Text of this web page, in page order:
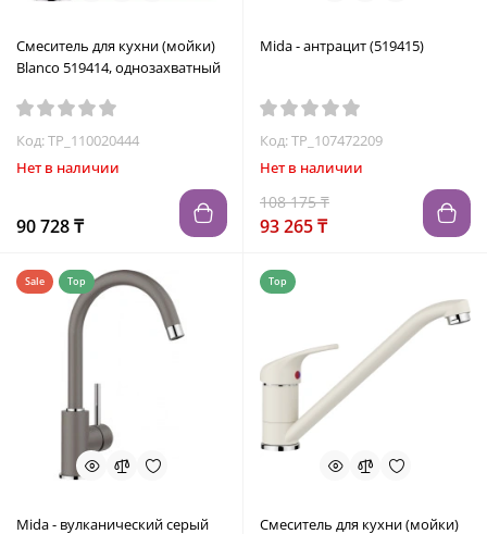
Смеситель для кухни (мойки)
Blanco 519414, однозахватный
Код: TP_110020444
Нет в наличии
90 728 ₸
Mida - антрацит (519415)
Код: TP_107472209
Нет в наличии
108 175 ₸
93 265 ₸
Sale Top
Mida - вулканический серый
Top
Смеситель для кухни (мойки)